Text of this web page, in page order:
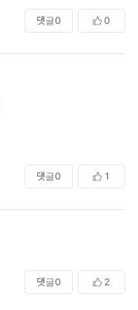
댓글0 0
댓글0 1
댓글0 2